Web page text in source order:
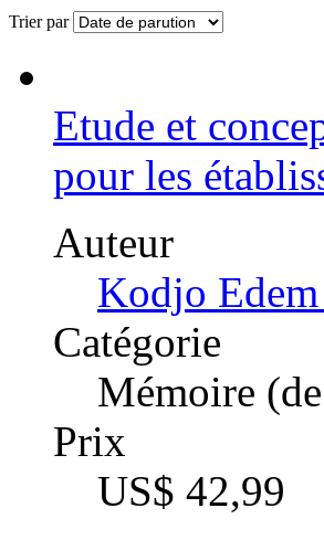
Trier par
Etude et
pour les
Auteur
Kodjo
Catégorie
Mémoire
Prix
US$ 42,99